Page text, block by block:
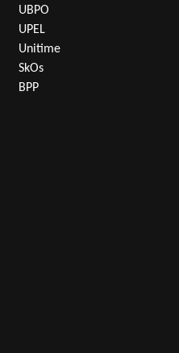
UBPO
UPEL
Unitime
SkOs
BPP